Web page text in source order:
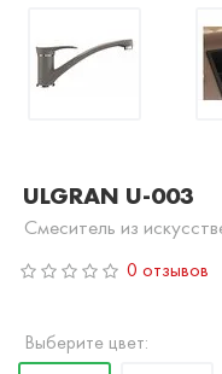
ULGRAN U-003
Смеситель из
0 отзывов
Выберите цвет: